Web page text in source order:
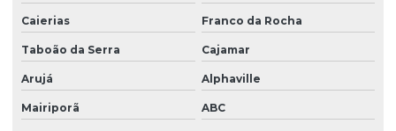
Topografo agrimensor
Topografo preço
Topógrafo valor
Valor georreferenciamento hectare
Caierias Franco da Rocha
Taboão da Serra Cajamar
Arujá Alphaville
Mairiporã ABC